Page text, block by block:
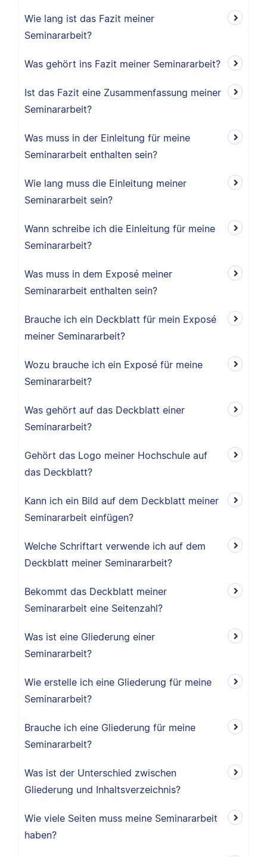
Wie lang ist das Fazit meiner
Seminararbeit?
Was gehört ins Fazit meiner Seminararbeit?
Ist das Fazit eine Zusammenfassung meiner
Seminararbeit?
Was muss in der Einleitung für meine
Seminararbeit enthalten sein?
Wie lang muss die Einleitung meiner
Seminararbeit sein?
Wann schreibe ich die Einleitung für meine
Seminararbeit?
Was muss in dem Exposé meiner
Seminararbeit enthalten sein?
Brauche ich ein Deckblatt für mein Exposé
meiner Seminararbeit?
Wozu brauche ich ein Exposé für meine
Seminararbeit?
Was gehört auf das Deckblatt einer
Seminararbeit?
Gehört das Logo meiner Hochschule auf
das Deckblatt?
Kann ich ein Bild auf dem Deckblatt meiner
Seminararbeit einfügen?
Welche Schriftart verwende ich auf dem
Deckblatt meiner Seminararbeit?
Bekommt das Deckblatt meiner
Seminararbeit eine Seitenzahl?
Was ist eine Gliederung einer
Seminararbeit?
Wie erstelle ich eine Gliederung für meine
Seminararbeit?
Brauche ich eine Gliederung für meine
Seminararbeit?
Was ist der Unterschied zwischen
Gliederung und Inhaltsverzeichnis?
Wie viele Seiten muss meine Seminararbeit
haben?